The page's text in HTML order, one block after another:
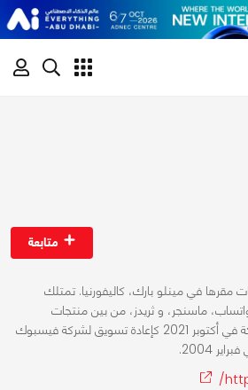
متابعة
مقرها في مينلو بارك، كاليفورنيا. تمتلك
ماسنجر، و ثريدز، من بين منتجات
وخدمات أخرى. تأسست الشركة في أكتوبر 2021 كإعادة تسويق لشركة فيسبوك
2004.